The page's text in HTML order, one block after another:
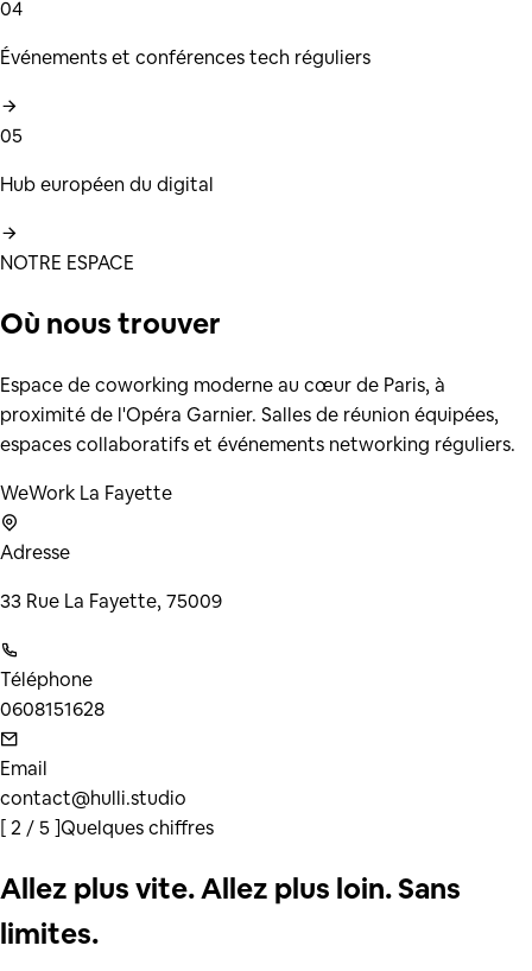
04
Événements et conférences tech réguliers
05
Hub européen du digital
NOTRE ESPACE
Où noustrouver
Espace de coworking moderne au cœur de Paris, à
proximité de l'Opéra Garnier. Salles de réunion équipées,
espaces collaboratifs et événements networking réguliers.
WeWork La Fayette
Adresse
33 Rue La Fayette, 75009
Téléphone
0608151628
Email
contact@hulli.studio
[2 / 5]Quelques chiffres
Allez plus vite. Allez plus loin. Sans
limites.